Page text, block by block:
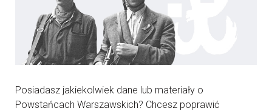
Posiadasz jakiekolwiek dane lub materiały o
Powstańcach Warszawskich? Chcesz poprawić